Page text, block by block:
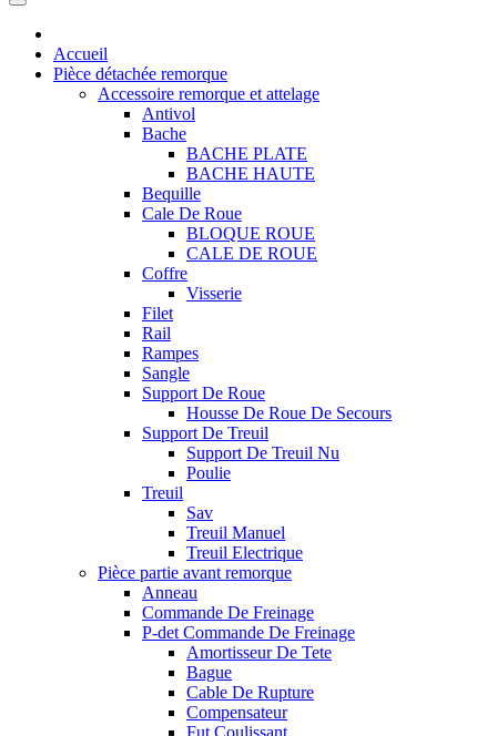
Accueil
Pièce détachée remorque
Accessoire remorque et attelage
Antivol
Bache
BACHE PLATE
BACHE HAUTE
Bequille
Cale De Roue
BLOQUE ROUE
CALE DE ROUE
Coffre
Visserie
Filet
Rail
Rampes
Sangle
Support De Roue
Housse De Roue De Secours
Support De Treuil
Support De Treuil Nu
Poulie
Treuil
Sav
Treuil Manuel
Treuil Electrique
Pièce partie avant remorque
Anneau
Commande De Freinage
P-det Commande De Freinage
Amortisseur De Tete
Bague
Cable De Rupture
Compensateur
Fut Coulissant